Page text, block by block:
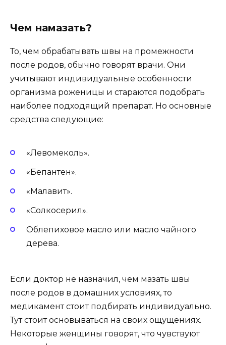
Чем намазать?
То, чем обрабатывать швы на промежности
после родов, обычно говорят врачи. Они
учитывают индивидуальные особенности
организма роженицы и стараются подобрать
наиболее подходящий препарат. Но основные
средства следующие:
«Левомеколь».
«Бепантен».
«Малавит».
«Солкосерил».
Облепиховое масло или масло чайного
дерева.
Если доктор не назначил, чем мазать швы
после родов в домашних условиях, то
медикамент стоит подбирать индивидуально.
Тут стоит основываться на своих ощущениях.
Некоторые женщины говорят, что чувствуют